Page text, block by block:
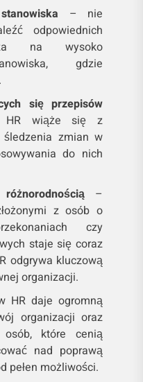
– nie
odpowiednich
na wysoko
gdzie
się przepisów
wiąże się z
śledzenia zmian w
do nich
–
z osób o
czy
staje się coraz
odgrywa kluczową
organizacji.
HR daje ogromną
organizacji oraz
osób, które cenią
nad poprawą
pełen możliwości.